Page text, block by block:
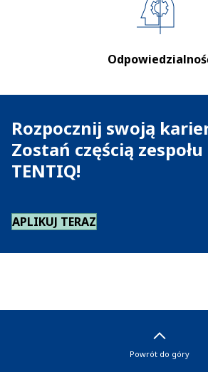
Rozpocznij swoją
Zostań częścią zespołu
TENTIQ!
APLIKUJ TERAZ
Powrót do góry